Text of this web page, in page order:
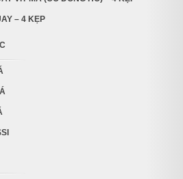
– 4 KẸP